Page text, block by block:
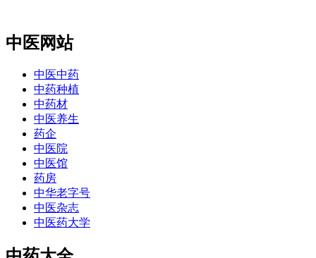
中医网站
中医中药
中药种植
中药材
中医养生
药企
中医院
中医馆
药房
中华老字号
中医杂志
中医药大学